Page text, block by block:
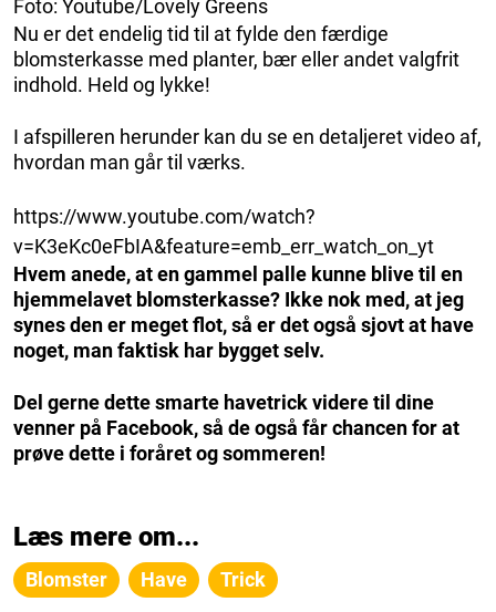
Foto: Youtube/Lovely Greens
Nu er det endelig tid til at fylde den færdige
blomsterkasse med planter, bær eller andet valgfrit
indhold. Held og lykke!
I afspilleren herunder kan du se en detaljeret video af,
hvordan man går til værks.
https://www.youtube.com/watch?
v=K3eKc0eFbIA&feature=emb_err_watch_on_yt
Hvem anede, at en gammel palle kunne blive til en
hjemmelavet blomsterkasse? Ikke nok med, at jeg
synes den er meget flot, så er det også sjovt at have
noget, man faktisk har bygget selv.
Del gerne dette smarte havetrick videre til dine
venner på Facebook, så de også får chancen for at
prøve dette i foråret og sommeren!
Læs mere om...
Blomster Have Trick